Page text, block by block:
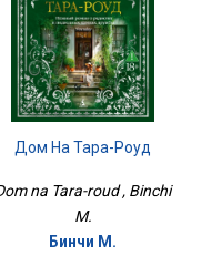
Дом На Тара-Роуд
na Tara-roud , Binchi
M.
Бинчи М.